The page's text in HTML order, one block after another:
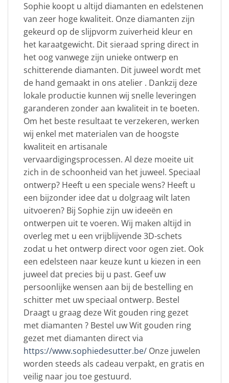
Sophie koopt u altijd diamanten en edelstenen
van zeer hoge kwaliteit. Onze diamanten zijn
gekeurd op de slijpvorm zuiverheid kleur en
het karaatgewicht. Dit sieraad spring direct in
het oog vanwege zijn unieke ontwerp en
schitterende diamanten. Dit juweel wordt met
de hand gemaakt in ons atelier . Dankzij deze
lokale productie kunnen wij snelle leveringen
garanderen zonder aan kwaliteit in te boeten.
Om het beste resultaat te verzekeren, werken
wij enkel met materialen van de hoogste
kwaliteit en artisanale
vervaardigingsprocessen. Al deze moeite uit
zich in de schoonheid van het juweel. Speciaal
ontwerp? Heeft u een speciale wens? Heeft u
een bijzonder idee dat u dolgraag wilt laten
uitvoeren? Bij Sophie zijn uw ideeën en
ontwerpen uit te voeren. Wij maken altijd in
overleg met u een vrijblijvende 3D-schets
zodat u het ontwerp direct voor ogen ziet. Ook
een edelsteen naar keuze kunt u kiezen in een
juweel dat precies bij u past. Geef uw
persoonlijke wensen aan bij de bestelling en
schitter met uw speciaal ontwerp. Bestel
Draagt u graag deze Wit gouden ring gezet
met diamanten ? Bestel uw Wit gouden ring
gezet met diamanten direct via
https://www.sophiedesutter.be/ Onze juwelen
worden steeds als cadeau verpakt, en gratis en
veilig naar jou toe gestuurd.